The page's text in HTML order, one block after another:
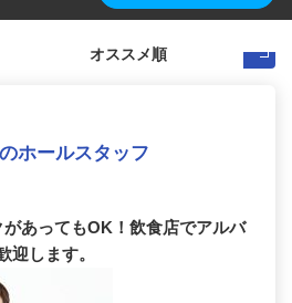
ホールスタッフ
あってもOK！飲食店でアルバ
迎します。